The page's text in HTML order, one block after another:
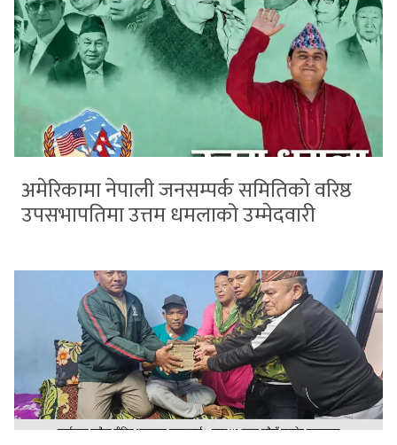
अमेरिकामा नेपाली जनसम्पर्क समितिको वरिष्ठ
उपसभापतिमा उत्तम धमलाको उम्मेदवारी